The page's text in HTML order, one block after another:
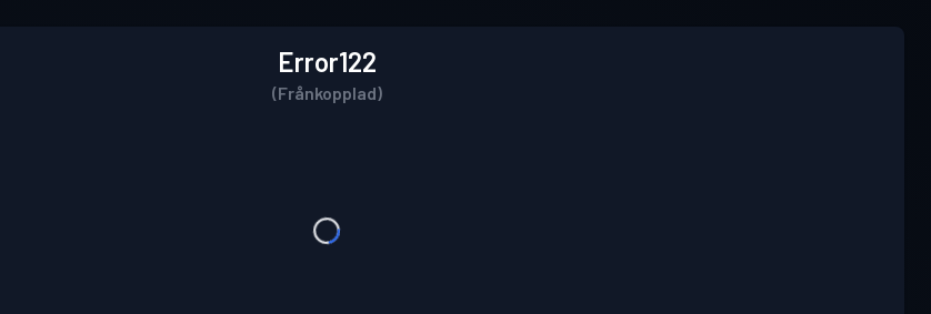
Error122
(Frånkopplad)